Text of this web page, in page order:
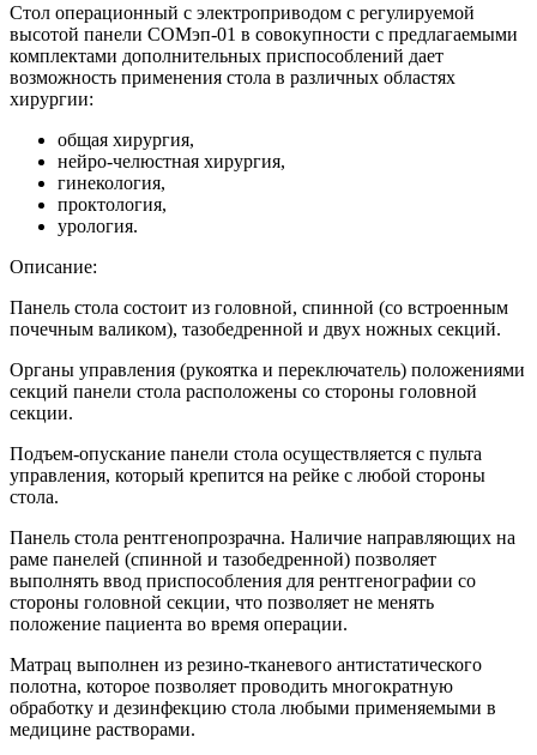
Стол операционный с электроприводом с регулируемой
высотой панели СОМэп-01 в совокупности с предлагаемыми
комплектами дополнительных приспособлений дает
возможность применения стола в различных областях
хирургии:
общая хирургия,
нейро-челюстная хирургия,
гинекология,
проктология,
урология.
Описание:
Панель стола состоит из головной, спинной (со встроенным
почечным валиком), тазобедренной и двух ножных секций.
Органы управления (рукоятка и переключатель) положениями
секций панели стола расположены со стороны головной
секции.
Подъем-опускание панели стола осуществляется с пульта
управления, который крепится на рейке с любой стороны
стола.
Панель стола рентгенопрозрачна. Наличие направляющих на
раме панелей (спинной и тазобедренной) позволяет
выполнять ввод приспособления для рентгенографии со
стороны головной секции, что позволяет не менять
положение пациента во время операции.
Матрац выполнен из резино-тканевого антистатического
полотна, которое позволяет проводить многократную
обработку и дезинфекцию стола любыми применяемыми в
медицине растворами.